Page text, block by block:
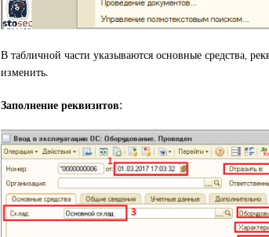
В табличной части указываются основные средства,
изменить.
Заполнение реквизитов: